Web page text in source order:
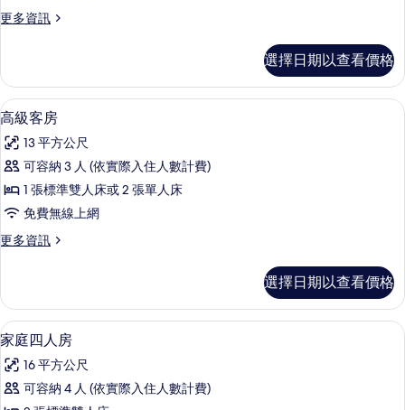
的
有
相
片
更多資訊
更
客
房
的
情
選擇日期以查看價格
顯
示
高
級
客
的
有
相
片
高級客房 | 客房內保險箱、遮光布/窗
6
高級客房
13 平方公尺
可容納 3 人 (依實際入住人數計費)
1 張標準雙人床或 2 張單人床
免費無線上網
更多資訊
更
客
房
的
詳
情
選擇日期以查看價格
顯
示
家
庭
客房內保險箱、遮光布/窗簾、隔音、
7
家庭四人房
16 平方公尺
可容納 4 人 (依實際入住人數計費)